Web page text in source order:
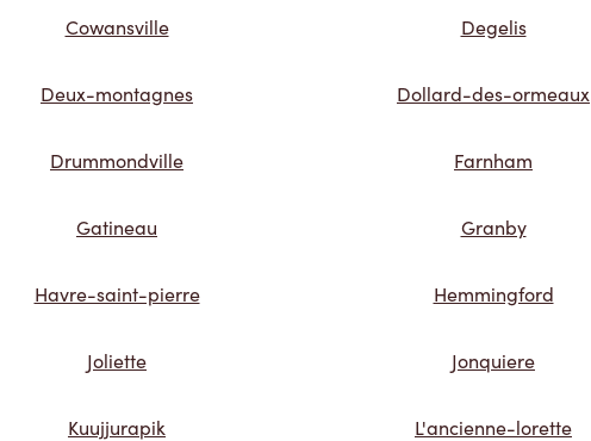
Cowansville Degelis
Deux-montagnes Dollard-des-ormeaux
Drummondville Farnham
Gatineau Granby
Havre-saint-pierre Hemmingford
Joliette Jonquiere
Kuujjurapik L'ancienne-lorette